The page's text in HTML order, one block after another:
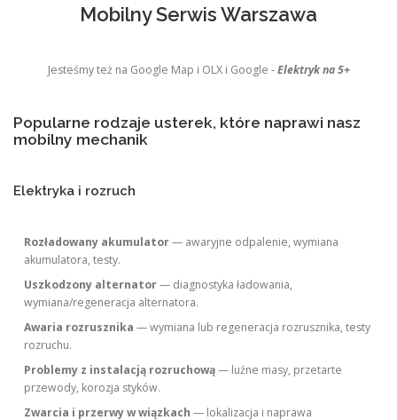
Mobilny Serwis Warszawa
Jesteśmy też na Google Map i OLX i Google -Elektryk na 5+
Popularne rodzaje usterek, które naprawi nasz
mobilny mechanik
Elektryka i rozruch
Rozładowany akumulator— awaryjne odpalenie, wymiana
akumulatora, testy.
Uszkodzony alternator— diagnostyka ładowania,
wymiana/regeneracja alternatora.
Awaria rozrusznika — wymiana lub regeneracja rozrusznika, testy
rozruchu.
Problemy z instalacją rozruchową— luźne masy, przetarte
przewody, korozja styków.
Zwarcia i przerwy w wiązkach — lokalizacja i naprawa